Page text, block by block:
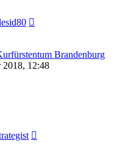
Brandenburg
2018, 12:48